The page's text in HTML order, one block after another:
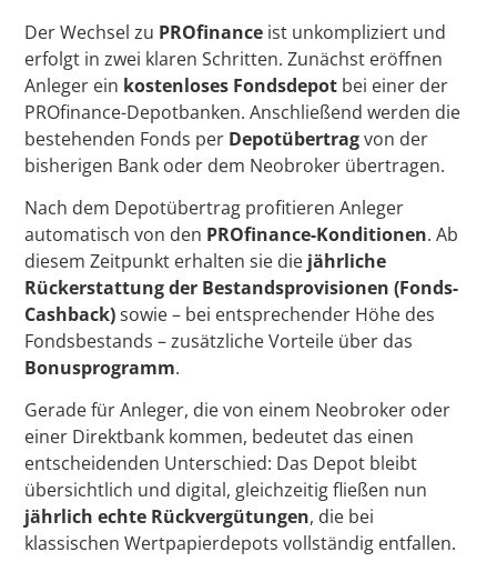
Der Wechsel zu PROfinance ist unkompliziert und
erfolgt in zwei klaren Schritten. Zunächst eröffnen
Anleger ein kostenloses Fondsdepot bei einer der
PROfinance-Depotbanken. Anschließend werden die
bestehenden Fonds per Depotübertragvon der
bisherigen Bank oder dem Neobroker übertragen.
Nach dem Depotübertrag profitieren Anleger
automatisch von den PROfinance-Konditionen. Ab
diesem Zeitpunkt erhalten sie die jährliche
Rückerstattung der Bestandsprovisionen (Fonds-
Cashback)sowie – bei entsprechender Höhe des
Fondsbestands – zusätzliche Vorteile über das
Bonusprogramm.
Gerade für Anleger, die von einem Neobroker oder
einer Direktbank kommen, bedeutet das einen
entscheidenden Unterschied: Das Depot bleibt
übersichtlich und digital, gleichzeitig fließen nun
jährlich echte Rückvergütungen, die bei
klassischen Wertpapierdepots vollständig entfallen.